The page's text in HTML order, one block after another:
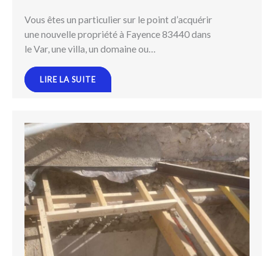
Vous êtes un particulier sur le point d’acquérir
une nouvelle propriété à Fayence 83440 dans
le Var, une villa, un domaine ou…
LIRE LA SUITE